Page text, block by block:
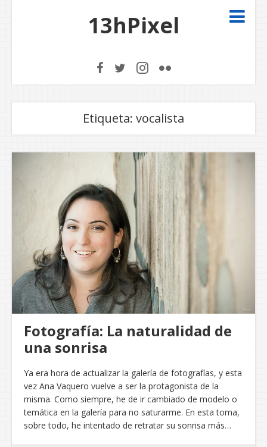
13hPixel
Etiqueta: vocalista
Fotografía: La naturalidad de
una sonrisa
Ya era hora de actualizar la galería de fotografías, y esta
vez Ana Vaquero vuelve a ser la protagonista de la
misma. Como siempre, he de ir cambiado de modelo o
temática en la galería para no saturarme. En esta toma,
sobre todo, he intentado de retratar su sonrisa más…